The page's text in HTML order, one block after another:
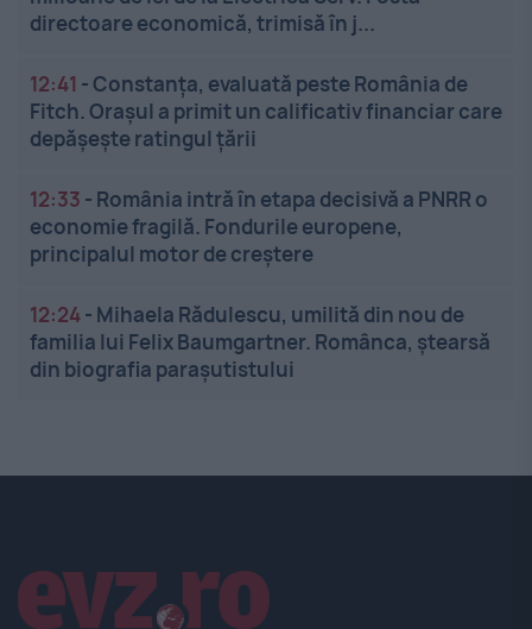
directoare economică, trimisă în j...
12:41 -Constanța, evaluată peste România de
Fitch. Orașul a primit un calificativ financiar care
depășește ratingul țării
12:33 - România intră în etapa decisivă a PNRR o
economie fragilă. Fondurile europene,
principalul motor de creștere
12:24- Mihaela Rădulescu, umilită din nou de
familia lui Felix Baumgartner. Românca, ștearsă
din biografia parașutistului
Linkuri utile